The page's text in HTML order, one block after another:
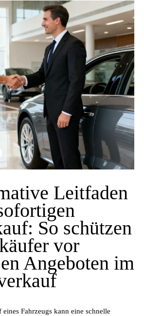
Leitfaden
So schützen
vor
Angeboten im
Fahrzeugs kann eine schnelle